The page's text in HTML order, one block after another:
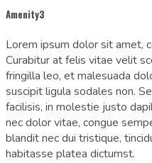
Amenity3
Lorem ipsum dolor sit amet,
Curabitur at felis vitae velit
fringilla leo, et malesuada
suscipit ligula sodales non.
facilisis, in molestie justo
nec dolor vitae, congue
blandit nec dui tristique,
habitasse platea dictumst.